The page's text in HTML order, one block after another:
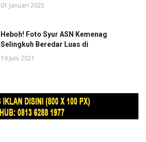
01 Januari 2025
Heboh! Foto Syur ASN Kemenag
Selingkuh Beredar Luas di
19 Juni 2021